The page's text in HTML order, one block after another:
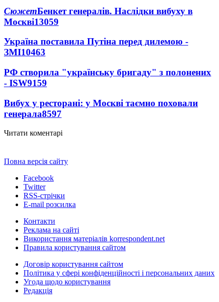
СюжетБенкет генералів. Наслідки вибуху в
Москві13059
Україна поставила Путіна перед дилемою -
ЗМІ10463
РФ створила "українську бригаду" з полонених
- ISW9159
Вибух у ресторані: у Москві таємно поховали
генерала8597
Читати коментарі
Повна версія сайту
Facebook
Twitter
RSS-стрічки
E-mail розсилка
Контакти
Реклама на сайті
Використання матеріалів korrespondent.net
Правила користування сайтом
Договір користування сайтом
Політика у сфері конфіденційності і персональних даних
Угода щодо користування
Редакція